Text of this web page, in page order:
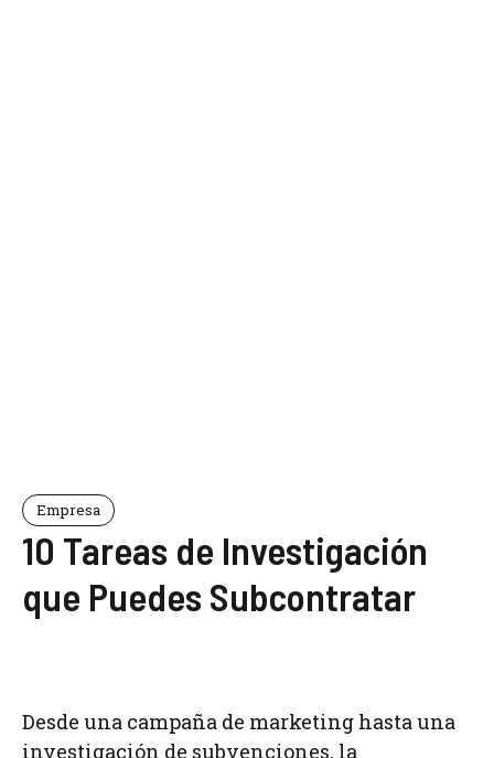
Empresa
10 Tareas de Investigación
que Puedes Subcontratar
Desde una campaña de marketing hasta una
investigación de subvenciones, la